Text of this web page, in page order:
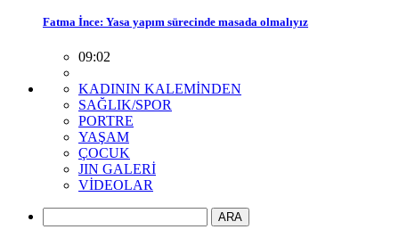
Fatma İnce: Yasa yapım sürecinde masada olmalıyız
09:02
KADININ KALEMİNDEN
SAĞLIK/SPOR
PORTRE
YAŞAM
ÇOCUK
JIN GALERİ
VİDEOLAR
ARA